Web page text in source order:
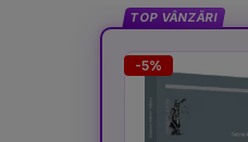
TOP VÂNZĂRI
-5%